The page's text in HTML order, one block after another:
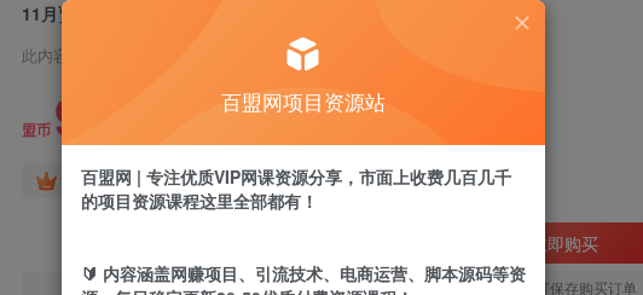
11月贾真线上电商暴利选品大课，授人以渔，定义选品模型
此内容为付费阅读，请付费后查看
盟币 9.9
黄金会员免费 超级会员免费
立即购买
您当前未登录！建议登陆后购买，可保存购买订单
百盟网项目资源站
百盟网 | 专注优质VIP网课资源分享，市面上收费几百几千
的项目资源课程这里全部都有！
🔰 内容涵盖网赚项目、引流技术、电商运营、脚本源码等资